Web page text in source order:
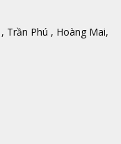
Trần Phú , Hoàng Mai,